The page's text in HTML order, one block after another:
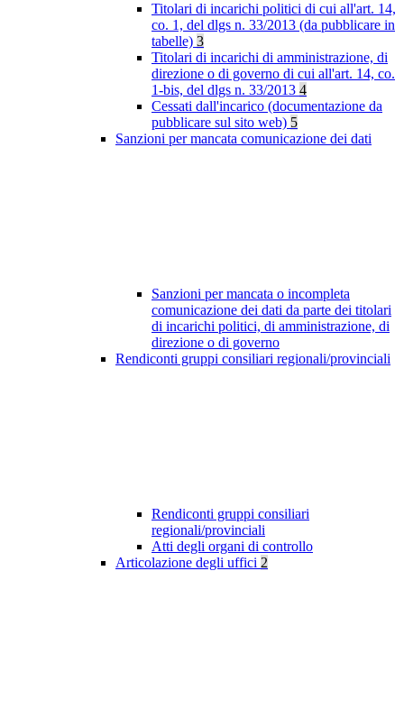
Titolari di incarichi politici di cui all'art. 14,
co. 1, del dlgs n. 33/2013 (da pubblicare in
tabelle) 3
Titolari di incarichi di amministrazione, di
direzione o di governo di cui all'art. 14, co.
1-bis, del dlgs n. 33/2013 4
Cessati dall'incarico (documentazione da
pubblicare sul sito web) 5
Sanzioni per mancata comunicazione dei dati
Sanzioni per mancata o incompleta
comunicazione dei dati da parte dei titolari
di incarichi politici, di amministrazione, di
direzione o di governo
Rendiconti gruppi consiliari regionali/provinciali
Rendiconti gruppi consiliari
regionali/provinciali
Atti degli organi di controllo
Articolazione degli uffici 2